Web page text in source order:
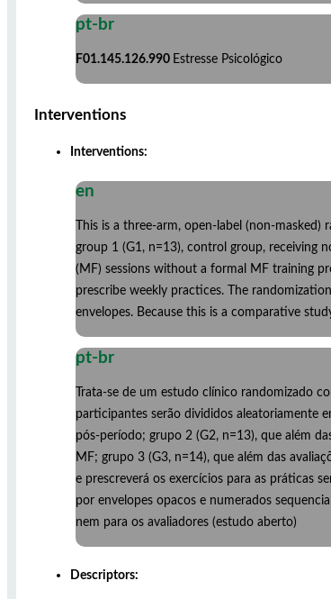
pt-br
F01.145.126.990 Estresse Psicológico
Interventions
Interventions:
en
This is a three-arm, open-label (non-
group 1 (G1, n=13), control group, receiving
(MF) sessions without a formal MF training
prescribe weekly practices. The
envelopes. Because this is a comparative
pt-br
Trata-se de um estudo clínico randomizado
participantes serão divididos aleatoriamente
pós-período; grupo 2 (G2, n=13), que além
MF; grupo 3 (G3, n=14), que além das
e prescreverá os exercícios para as práticas
por envelopes opacos e numerados
nem para os avaliadores (estudo aberto)
Descriptors: